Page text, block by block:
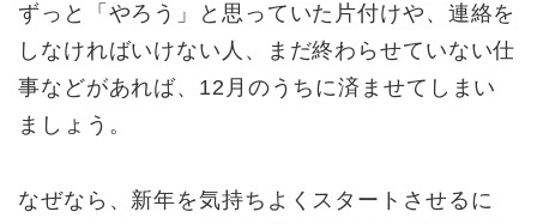
ずっと「やろう」と思っていた片付けや、連絡を
しなければいけない人、まだ終わらせていない仕
事などがあれば、12月のうちに済ませてしまい
ましょう。
なぜなら、新年を気持ちよくスタートさせるに